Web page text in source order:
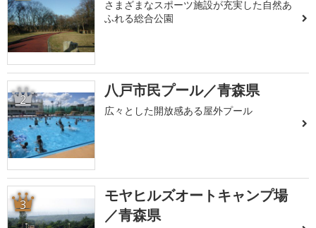
さまざまなスポーツ施設が充実した自然あ
ふれる総合公園
2 八戸市民プール／青森県
広々とした開放感ある屋外プール
3
モヤヒルズオートキャンプ場
／青森県